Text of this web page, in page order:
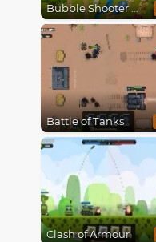
Bubble Shooter Online
Battle of Tanks
Clash of Armour